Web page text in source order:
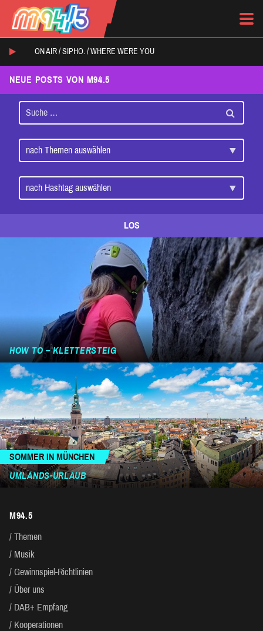
ON AIR / SIPHO. / WHERE WERE YOU
NEUE POSTS VON M94.5
LOS
HOW TO – KLETTERSTEIG
SOMMER IN MÜNCHEN
UMLANDS-URLAUB
M94.5
Themen
Musik
Gewinnspiel-Richtlinien
Über uns
DAB+ Empfang
Kooperationen